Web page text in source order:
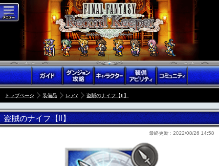
トップページ 装備品 レア7 盗賊のナイフ【II】
盗賊のナイフ【II】
最終更新 : 2022/08/26 14:58